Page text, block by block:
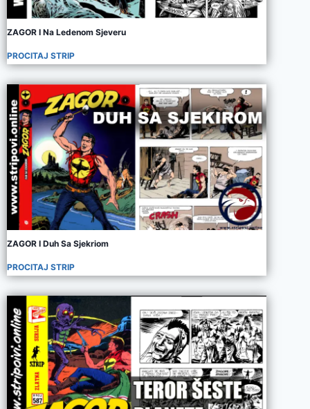
ZAGOR I Na Ledenom Sjeveru
PROCITAJ STRIP
ZAGOR I Duh Sa Sjekriom
PROCITAJ STRIP